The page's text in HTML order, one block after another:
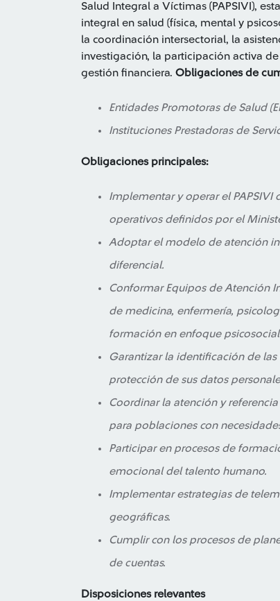
Salud Integral a Víctimas (PAPSIVI),
integral en salud (física, mental y
la coordinación intersectorial, la
investigación, la participación activa
gestión financiera. Obligaciones de
Entidades Promotoras de Salud
Instituciones Prestadoras de
Obligaciones principales:
Implementar y operar el
operativos definidos por el
Adoptar el modelo de atención
diferencial.
Conformar Equipos de Atención
de medicina, enfermería,
formación en enfoque
Garantizar la identificación de
protección de sus datos
Coordinar la atención y
para poblaciones con
Participar en procesos de
emocional del talento humano.
Implementar estrategias de
geográficas.
Cumplir con los procesos de
de cuentas.
Disposiciones relevantes